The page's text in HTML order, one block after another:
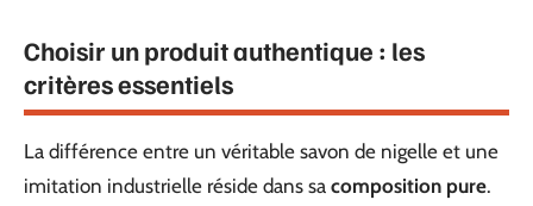
Choisir un produit authentique : les
critères essentiels
La différence entre un véritable savon de nigelle et une
imitation industrielle réside dans sa composition pure.